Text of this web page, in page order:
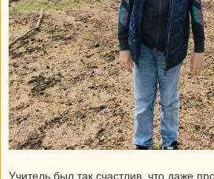
Учитель был так счастлив, что даже